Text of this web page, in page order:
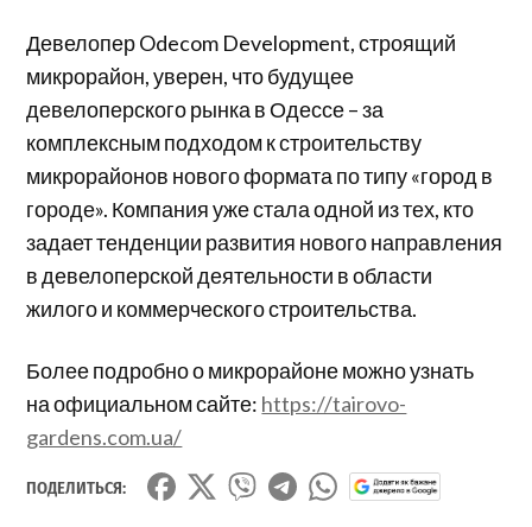
Девелопер Odecom Development, строящий
микрорайон, уверен, что будущее
девелоперского рынка в Одессе – за
комплексным подходом к строительству
микрорайонов нового формата по типу «город в
городе». Компания уже стала одной из тех, кто
задает тенденции развития нового направления
в девелоперской деятельности в области
жилого и коммерческого строительства.
Более подробно о микрорайоне можно узнать
на официальном сайте: https://tairovo-
gardens.com.ua/
ПОДЕЛИТЬСЯ: